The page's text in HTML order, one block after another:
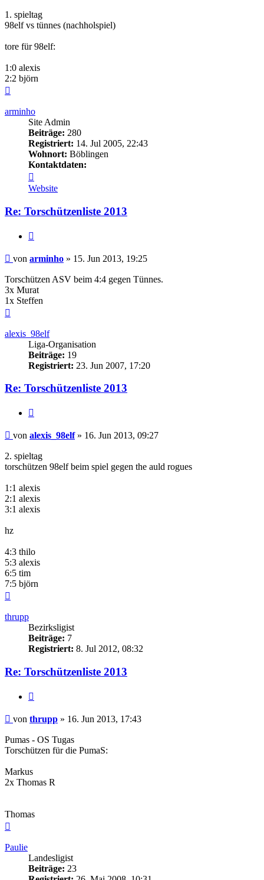
1. spieltag
98elf vs tünnes (nachholspiel)
tore für 98elf:
1:0 alexis
2:2 björn
arminho
Site Admin
Beiträge: 280
Registriert: 14. Jul 2005, 22:43
Wohnort: Böblingen
Kontaktdaten:
von
arminho
Website
Re: Torschützenliste 2013
Beitrag
von arminho » 15. Jun 2013, 19:25
Torschützen ASV beim 4:4 gegen Tünnes.
3x Murat
1x Steffen
alexis_98elf
Liga-Organisation
Beiträge: 19
Registriert: 23. Jun 2007, 17:20
Re: Torschützenliste 2013
Beitrag
von alexis_98elf» 16. Jun 2013, 09:27
2. spieltag
torschützen 98elf beim spiel gegen the auld rogues
1:1 alexis
2:1 alexis
3:1 alexis
hz
4:3 thilo
5:3 alexis
6:5 tim
7:5 björn
thrupp
Bezirksligist
Beiträge: 7
Registriert: 8. Jul 2012, 08:32
Re: Torschützenliste 2013
Beitrag
von thrupp » 16. Jun 2013, 17:43
Pumas - OS Tugas
Torschützen für die PumaS:
Markus
2x Thomas R
Thomas
Paulie
Landesligist
Beiträge: 23